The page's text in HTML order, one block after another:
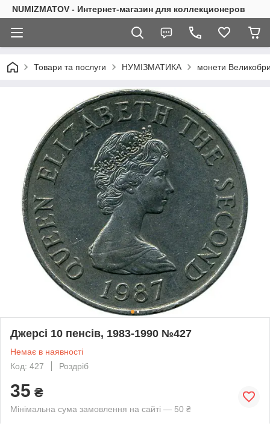
NUMIZMATOV - Интернет-магазин для коллекционеров
Товари та послуги НУМІЗМАТИКА монети
Джерсі 10 пенсів, 1983-1990 №427
Немає в наявності
Код: 427
Роздріб
35 ₴
Мінімальна сума замовлення на сайті — 50 ₴